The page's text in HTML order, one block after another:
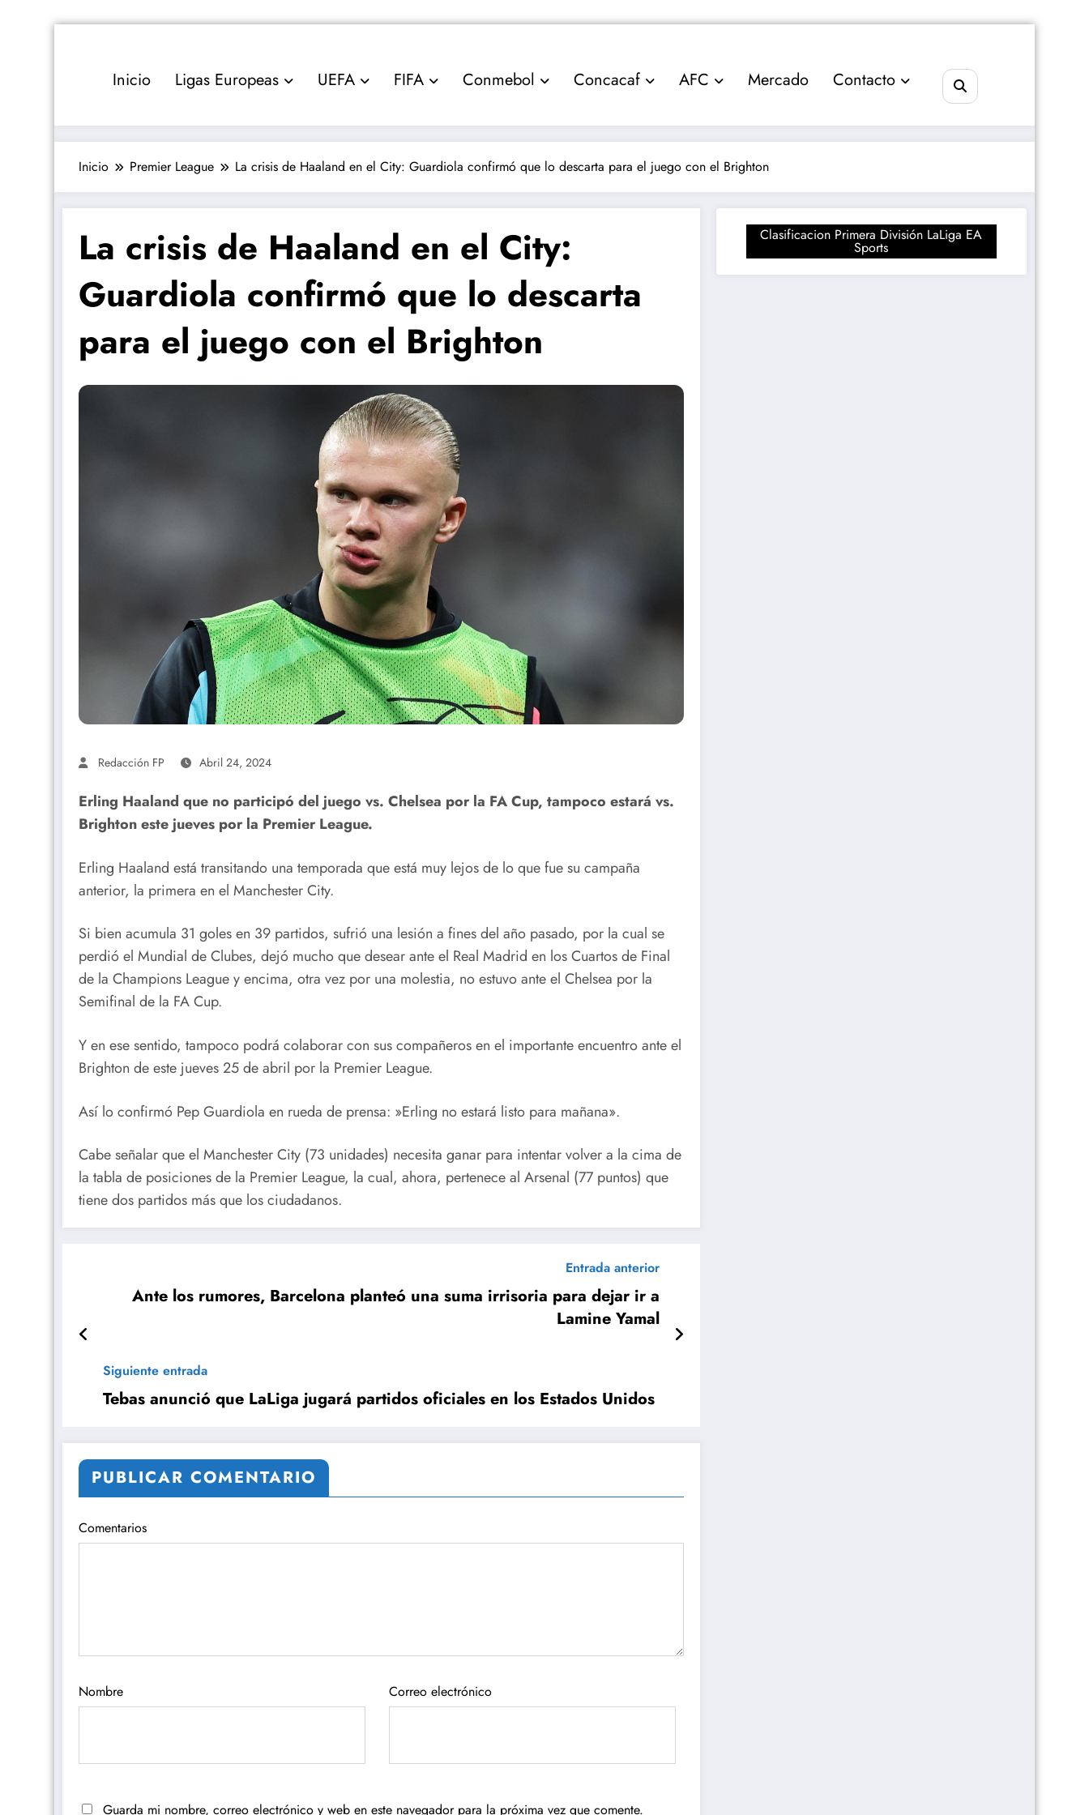
Inicio Ligas Europeas UEFA FIFA Conmebol Concacaf AFC Mercado Contacto
Inicio Premier League La crisis de Haaland en el City: Guardiola confirmó que lo descarta para el juego con el Brighton
La crisis de Haaland en el City:
Guardiola confirmó que lo descarta
para el juego con el Brighton
Redacción FP Abril 24, 2024
Erling Haaland que no participó del juego vs. Chelsea por la FA Cup, tampoco estará vs.
Brighton este jueves por la Premier League.
Erling Haaland está transitando una temporada que está muy lejos de lo que fue su campaña
anterior, la primera en el Manchester City.
Si bien acumula 31 goles en 39 partidos, sufrió una lesión a fines del año pasado, por la cual se
perdió el Mundial de Clubes, dejó mucho que desear ante el Real Madrid en los Cuartos de Final
de la Champions League y encima, otra vez por una molestia, no estuvo ante el Chelsea por la
Semifinal de la FA Cup.
Y en ese sentido, tampoco podrá colaborar con sus compañeros en el importante encuentro ante el
Brighton de este jueves 25 de abril por la Premier League.
Así lo confirmó Pep Guardiola en rueda de prensa: »Erling no estará listo para mañana».
Cabe señalar que el Manchester City (73 unidades) necesita ganar para intentar volver a la cima de
la tabla de posiciones de la Premier League, la cual, ahora, pertenece al Arsenal (77 puntos) que
tiene dos partidos más que los ciudadanos.
Entrada anterior
Ante los rumores, Barcelona planteó una suma irrisoria para dejar ir a
Lamine Yamal
Siguiente entrada
Tebas anunció que LaLiga jugará partidos oficiales en los Estados Unidos
PUBLICAR COMENTARIO
Comentarios
Nombre Correo electrónico
Guarda mi nombre, correo electrónico y web en este navegador para la próxima vez que comente.
Clasificacion Primera División LaLiga EA
Sports